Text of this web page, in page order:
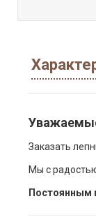
Заказать
Мы с
Постоянным